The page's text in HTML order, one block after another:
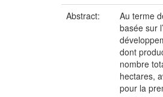
Abstract:
Au terme
basée sur
dont
nombre
hectares,
pour la